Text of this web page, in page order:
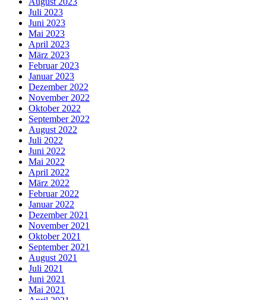
Juli 2023
Juni 2023
Mai 2023
April 2023
März 2023
Februar 2023
Januar 2023
Dezember 2022
November 2022
Oktober 2022
September 2022
August 2022
Juli 2022
Juni 2022
Mai 2022
April 2022
März 2022
Februar 2022
Januar 2022
Dezember 2021
November 2021
Oktober 2021
September 2021
August 2021
Juli 2021
Juni 2021
Mai 2021